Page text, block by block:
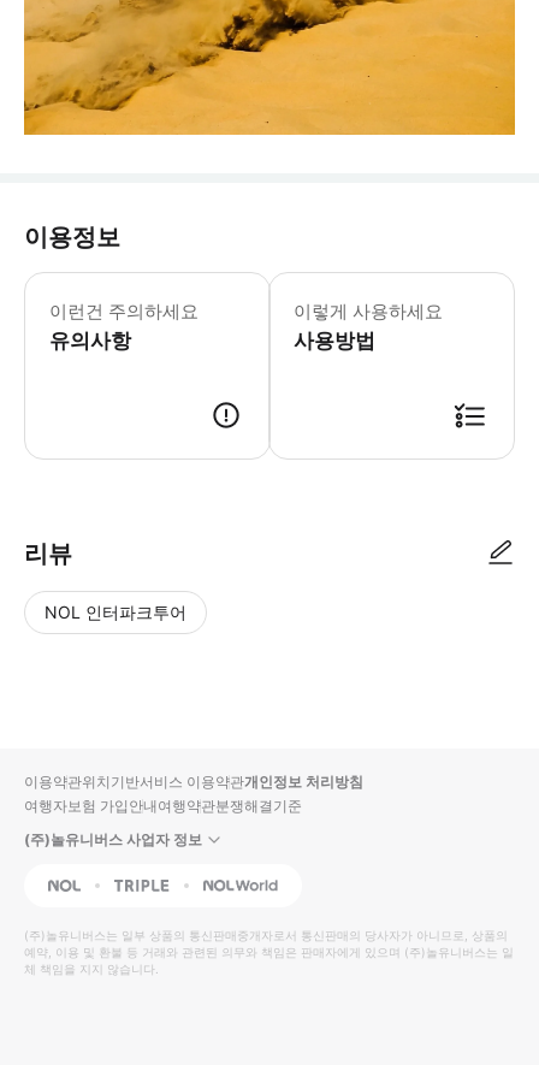
이용정보
이런건 주의하세요
유의사항
이렇게 사용하세요
사용방법
리뷰
NOL 인터파크투어
입니
다.
높
은
순
동
영
상
순
상
이용약관위치기반서비스 이용약관개인정보 처리방침
여행자보험 가입안내여행약관분쟁해결기준
(주)놀유니버스 사업자 정보
NOL Triple Interpark Global
(주)놀유니버스는 일부 상품의 통신판매중개자로서 통신판매의 당사자가 아니므로, 상품의
예약, 이용 및 환불 등 거래와 관련된 의무와 책임은 판매자에게 있으며 (주)놀유니버스는 일
체 책임을 지지 않습니다.